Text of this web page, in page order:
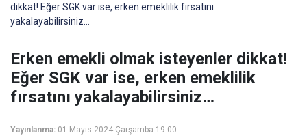
dikkat! Eğer SGK var ise, erken emeklilik fırsatını
yakalayabilirsiniz…
Erken emekli olmak isteyenler dikkat!
Eğer SGK var ise, erken emeklilik
fırsatını yakalayabilirsiniz…
Yayınlanma: 01 Mayıs 2024 Çarşamba 19:00